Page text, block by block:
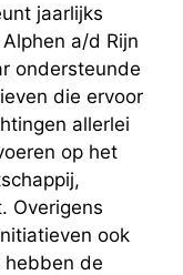
jaarlijks
a/d Rijn
ondersteunde
die ervoor
allerlei
op het
Overigens
ook
hebben de